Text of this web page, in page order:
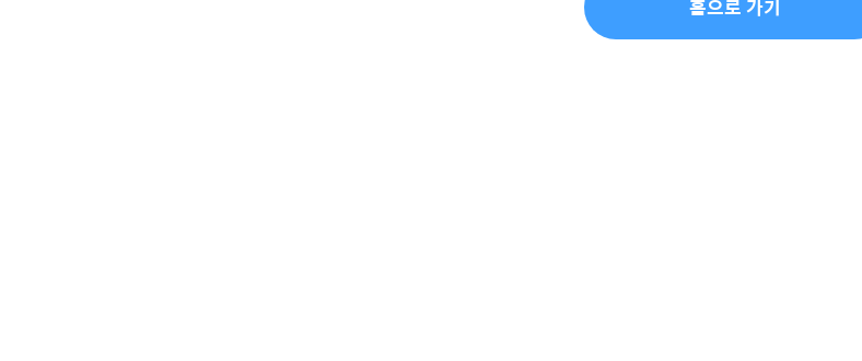
홈으로 가기